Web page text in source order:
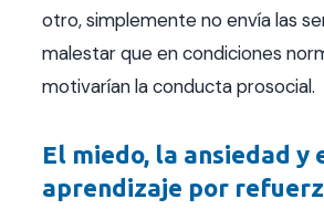
otro, simplemente no envía las
malestar que en condiciones
motivarían la conducta prosocial.
El miedo, la ansiedad y
aprendizaje por